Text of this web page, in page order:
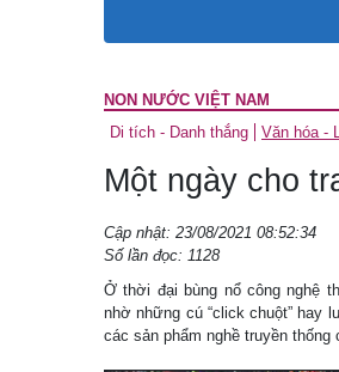
NON NƯỚC VIỆT NAM
Di tích - Danh thắng
Văn hóa -
Một ngày cho
Cập nhật: 23/08/2021 08:52:34
Số lần đọc: 1128
Ở thời đại bùng nổ công nghệ
nhờ những cú “click chuột” hay
các sản phẩm nghề truyền